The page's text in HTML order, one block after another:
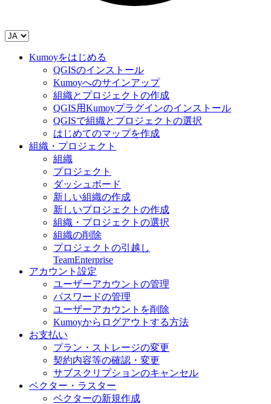
Kumoyをはじめる
QGISのインストール
Kumoyへのサインアップ
組織とプロジェクトの作成
QGIS用Kumoyプラグインのインストール
QGISで組織とプロジェクトの選択
はじめてのマップを作成
組織・プロジェクト
組織
プロジェクト
ダッシュボード
新しい組織の作成
新しいプロジェクトの作成
組織・プロジェクトの選択
組織の削除
プロジェクトの引越し
TeamEnterprise
アカウント設定
ユーザーアカウントの管理
パスワードの管理
ユーザーアカウントを削除
Kumoyからログアウトする方法
お支払い
プラン・ストレージの変更
契約内容等の確認・変更
サブスクリプションのキャンセル
ベクター・ラスター
ベクターの新規作成